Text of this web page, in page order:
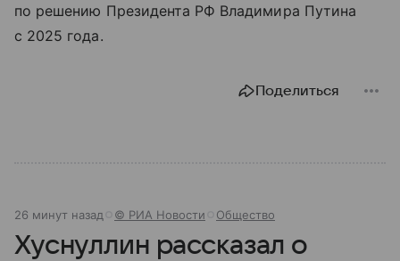
по решению Президента РФ Владимира Путина
с 2025 года.
Поделиться
26 минут назад © РИА Новости Общество
Хуснуллин рассказал о